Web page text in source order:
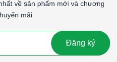
TẮC DÒNG PHÂN TÁN NHIỆT
về sản phẩm mới và chương
mãi
Đăng ký